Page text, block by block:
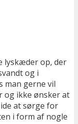
lyskæder op, der
og i
man gerne vil
og ikke ønsker at
at sørge for
i form af nogle